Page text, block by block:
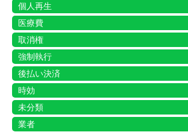
個人再生
医療費
取消権
強制執行
後払い決済
時効
未分類
業者